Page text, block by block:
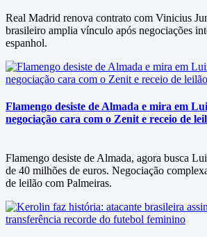
Real Madrid renova contrato com Vinicius
brasileiro amplia vínculo após negociações
espanhol.
Flamengo desiste de Almada e mira em
negociação cara com o Zenit e receio de
Flamengo desiste de Almada, agora busca
de 40 milhões de euros. Negociação
de leilão com Palmeiras.